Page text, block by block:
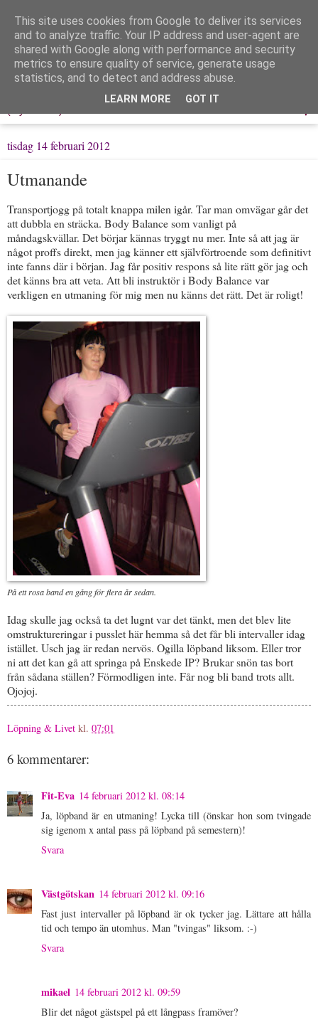
Löpning & Livet
Mitt liv, mina tankar & min träning
▼
tisdag 14 februari 2012
Utmanande
Transportjogg på totalt knappa milen igår. Tar man omvägar går det
att dubbla en sträcka. Body Balance som vanligt på
måndagskvällar. Det börjar kännas tryggt nu mer. Inte så att jag är
något proffs direkt, men jag känner ett självförtroende som definitivt
inte fanns där i början. Jag får positiv respons så lite rätt gör jag och
det känns bra att veta. Att bli instruktör i Body Balance var
verkligen en utmaning för mig men nu känns det rätt. Det är roligt!
På ett rosa band en gång för flera år sedan.
Idag skulle jag också ta det lugnt var det tänkt, men det blev lite
omstruktureringar i pusslet här hemma så det får bli intervaller idag
istället. Usch jag är redan nervös. Ogilla löpband liksom. Eller tror
ni att det kan gå att springa på Enskede IP? Brukar snön tas bort
från sådana ställen? Förmodligen inte. Får nog bli band trots allt.
Ojojoj.
Löpning & Livet kl. 07:01
6 kommentarer:
Fit-Eva 14 februari 2012 kl. 08:14
Ja, löpband är en utmaning! Lycka till (önskar hon som tvingade
sig igenom x antal pass på löpband på semestern)!
Svara
Västgötskan 14 februari 2012 kl. 09:16
Fast just intervaller på löpband är ok tycker jag. Lättare att hålla
tid och tempo än utomhus. Man "tvingas" liksom. :-)
Svara
mikael 14 februari 2012 kl. 09:59
Blir det något gästspel på ett långpass framöver?
This site uses cookies from Google to deliver its services
and to analyze traffic. Your IP address and user-agent are
shared with Google along with performance and security
metrics to ensure quality of service, generate usage
statistics, and to detect and address abuse.
LEARN MORE GOT IT